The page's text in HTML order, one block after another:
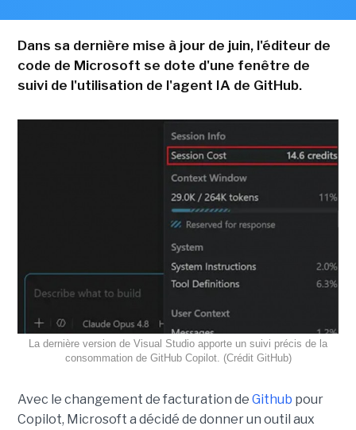
Dans sa dernière mise à jour de juin, l'éditeur de
code de Microsoft se dote d'une fenêtre de
suivi de l'utilisation de l'agent IA de GitHub.
La dernière version de Visual Studio apporte un suivi précis de la
consommation de GitHub Copilot. (Crédit GitHub)
Avec le changement de facturation de Github pour
Copilot, Microsoft a décidé de donner un outil aux